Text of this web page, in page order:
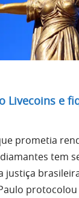
Livecoins e
prometia
tem
justiça